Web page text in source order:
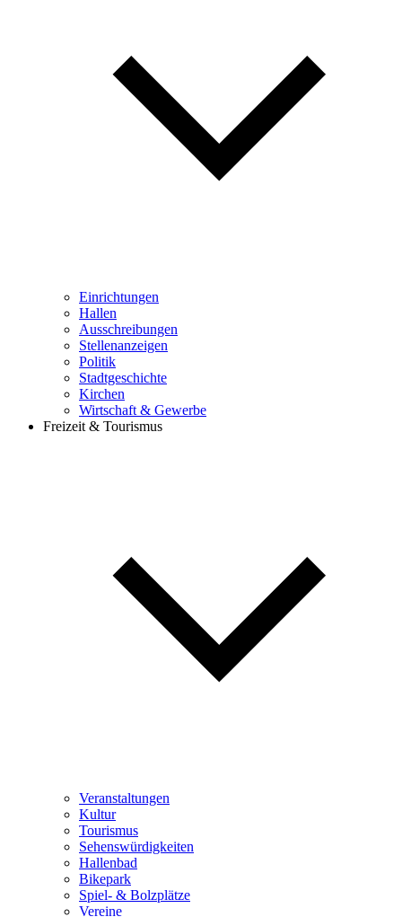
Einrichtungen
Hallen
Ausschreibungen
Stellenanzeigen
Politik
Stadtgeschichte
Kirchen
Wirtschaft & Gewerbe
Freizeit & Tourismus
Veranstaltungen
Kultur
Tourismus
Sehenswürdigkeiten
Hallenbad
Bikepark
Spiel- & Bolzplätze
Vereine